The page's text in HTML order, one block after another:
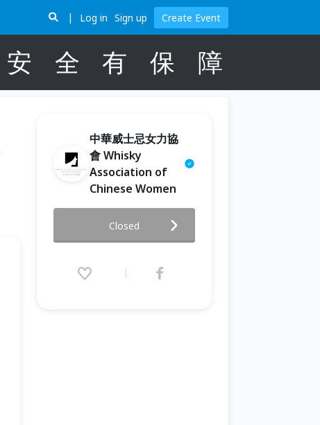
Log in Sign up Create Event
安 全 有 保 障
中華威士忌女力協
會 Whisky
Association of
Chinese Women
生活日-味覺工作坊【威醺調酒實
驗室】
(GMT+8)
Closed